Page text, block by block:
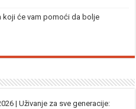
koji će vam pomoći da bolje
| Uživanje za sve generacije: